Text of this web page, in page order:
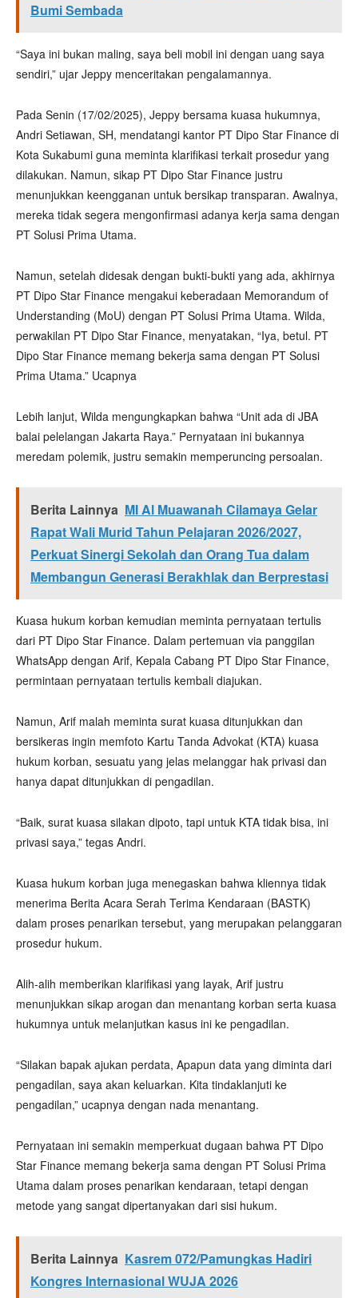
Bumi Sembada
“Saya ini bukan maling, saya beli mobil ini dengan uang saya
sendiri,” ujar Jeppy menceritakan pengalamannya.
Pada Senin (17/02/2025), Jeppy bersama kuasa hukumnya,
Andri Setiawan, SH, mendatangi kantor PT Dipo Star Finance di
Kota Sukabumi guna meminta klarifikasi terkait prosedur yang
dilakukan. Namun, sikap PT Dipo Star Finance justru
menunjukkan keengganan untuk bersikap transparan. Awalnya,
mereka tidak segera mengonfirmasi adanya kerja sama dengan
PT Solusi Prima Utama.
Namun, setelah didesak dengan bukti-bukti yang ada, akhirnya
PT Dipo Star Finance mengakui keberadaan Memorandum of
Understanding (MoU) dengan PT Solusi Prima Utama. Wilda,
perwakilan PT Dipo Star Finance, menyatakan, “Iya, betul. PT
Dipo Star Finance memang bekerja sama dengan PT Solusi
Prima Utama.” Ucapnya
Lebih lanjut, Wilda mengungkapkan bahwa “Unit ada di JBA
balai pelelangan Jakarta Raya.” Pernyataan ini bukannya
meredam polemik, justru semakin memperuncing persoalan.
Berita Lainnya MI Al Muawanah Cilamaya Gelar
Rapat Wali Murid Tahun Pelajaran 2026/2027,
Perkuat Sinergi Sekolah dan Orang Tua dalam
Membangun Generasi Berakhlak dan Berprestasi
Kuasa hukum korban kemudian meminta pernyataan tertulis
dari PT Dipo Star Finance. Dalam pertemuan via panggilan
WhatsApp dengan Arif, Kepala Cabang PT Dipo Star Finance,
permintaan pernyataan tertulis kembali diajukan.
Namun, Arif malah meminta surat kuasa ditunjukkan dan
bersikeras ingin memfoto Kartu Tanda Advokat (KTA) kuasa
hukum korban, sesuatu yang jelas melanggar hak privasi dan
hanya dapat ditunjukkan di pengadilan.
“Baik, surat kuasa silakan dipoto, tapi untuk KTA tidak bisa, ini
privasi saya,” tegas Andri.
Kuasa hukum korban juga menegaskan bahwa kliennya tidak
menerima Berita Acara Serah Terima Kendaraan (BASTK)
dalam proses penarikan tersebut, yang merupakan pelanggaran
prosedur hukum.
Alih-alih memberikan klarifikasi yang layak, Arif justru
menunjukkan sikap arogan dan menantang korban serta kuasa
hukumnya untuk melanjutkan kasus ini ke pengadilan.
“Silakan bapak ajukan perdata, Apapun data yang diminta dari
pengadilan, saya akan keluarkan. Kita tindaklanjuti ke
pengadilan,” ucapnya dengan nada menantang.
Pernyataan ini semakin memperkuat dugaan bahwa PT Dipo
Star Finance memang bekerja sama dengan PT Solusi Prima
Utama dalam proses penarikan kendaraan, tetapi dengan
metode yang sangat dipertanyakan dari sisi hukum.
Berita Lainnya Kasrem 072/Pamungkas Hadiri
Kongres Internasional WUJA 2026